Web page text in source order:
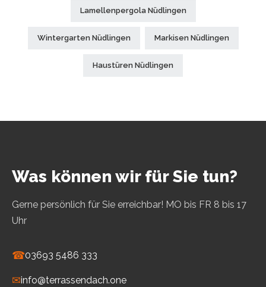
Lamellenpergola Nüdlingen
Wintergarten Nüdlingen Markisen Nüdlingen
Haustüren Nüdlingen
Was können wir für Sie tun?
Gerne persönlich für Sie erreichbar! MO bis FR 8 bis 17
Uhr
☎03693 5486 333
✉info@terrassendach.one